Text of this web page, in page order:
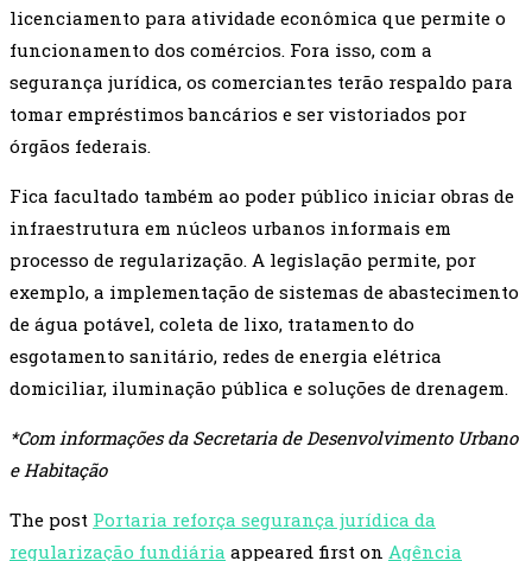
licenciamento para atividade econômica que permite o
funcionamento dos comércios. Fora isso, com a
segurança jurídica, os comerciantes terão respaldo para
tomar empréstimos bancários e ser vistoriados por
órgãos federais.
Fica facultado também ao poder público iniciar obras de
infraestrutura em núcleos urbanos informais em
processo de regularização. A legislação permite, por
exemplo, a implementação de sistemas de abastecimento
de água potável, coleta de lixo, tratamento do
esgotamento sanitário, redes de energia elétrica
domiciliar, iluminação pública e soluções de drenagem.
*Com informações da Secretaria de Desenvolvimento Urbano
e Habitação
The post Portaria reforça segurança jurídica da
regularização fundiária appeared first on Agência